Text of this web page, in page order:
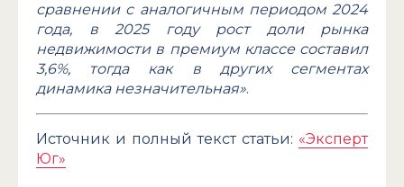
сравнении с аналогичным периодом 2024
года, в 2025 году рост доли рынка
недвижимости в премиум классе составил
3,6%, тогда как в других сегментах
динамика незначительная».
Источник и полный текст статьи: «Эксперт
Юг»